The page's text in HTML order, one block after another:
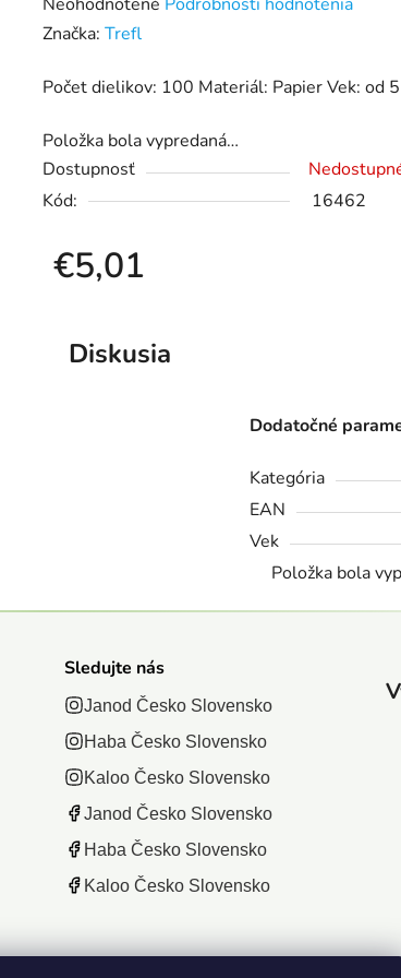
hodnotenie
je
z
5
hviezdičiek.
Značka: Trefl
Počet dielikov: 100 Materiál: Papier Vek: od
Položka bola vypredaná…
Dostupnosť
Kód:
16462
€5,01
Diskusia
Dodatočné
Kategória
EAN
Vek
Položka bola
Sledujte nás
Janod Česko Slovensko
Haba Česko Slovensko
Kaloo Česko Slovensko
Janod Česko Slovensko
Haba Česko Slovensko
Kaloo Česko Slovensko